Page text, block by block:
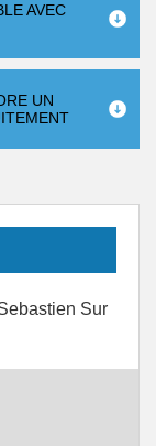
AVEC
UN
Sur